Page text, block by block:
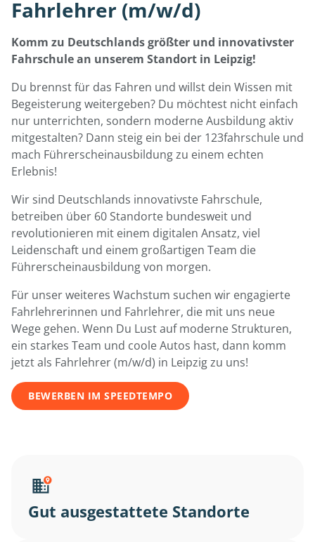
Fahrlehrer (m/w/d)
Komm zu Deutschlands größter und innovativster
Fahrschule an unserem Standort in Leipzig!
Du brennst für das Fahren und willst dein Wissen mit
Begeisterung weitergeben? Du möchtest nicht einfach
nur unterrichten, sondern moderne Ausbildung aktiv
mitgestalten? Dann steig ein bei der 123fahrschule und
mach Führerscheinausbildung zu einem echten
Erlebnis!
Wir sind Deutschlands innovativste Fahrschule,
betreiben über 60 Standorte bundesweit und
revolutionieren mit einem digitalen Ansatz, viel
Leidenschaft und einem großartigen Team die
Führerscheinausbildung von morgen.
Für unser weiteres Wachstum suchen wir engagierte
Fahrlehrerinnen und Fahrlehrer, die mit uns neue
Wege gehen. Wenn Du Lust auf moderne Strukturen,
ein starkes Team und coole Autos hast, dann komm
jetzt als Fahrlehrer (m/w/d) in Leipzig zu uns!
BEWERBEN IM SPEEDTEMPO
Gut ausgestattete Standorte